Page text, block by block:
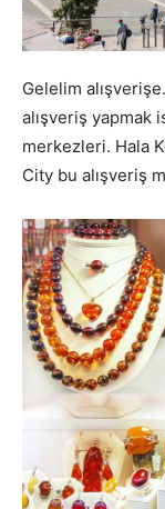
Gelelim
alışveriş yapmak
merkezleri. Hala
City bu alışveriş